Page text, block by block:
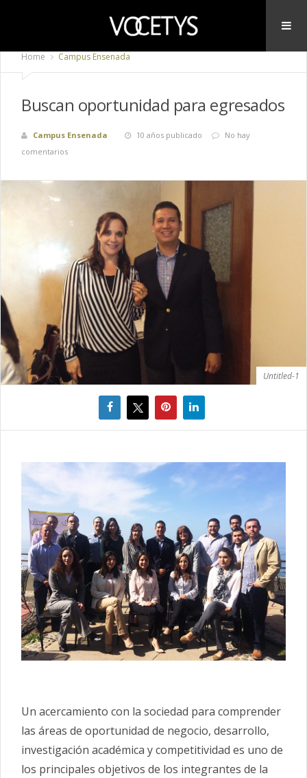
Home Campus Ensenada
Buscan oportunidad para egresados
Campus Ensenada 10 años publicado
No hay
comentarios
Untitled-1
Un acercamiento con la sociedad para comprender
las áreas de oportunidad de negocio, desarrollo,
investigación académica y competitividad es uno de
los principales objetivos de los integrantes de la